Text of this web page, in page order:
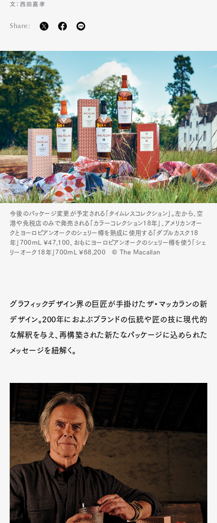
文：西田嘉孝
Share:
今後のパッケージ変更が予定される「タイムレスコレクション」。左から、空
港や免税店のみで発売される「カラーコレクション18年」、アメリカンオー
クとヨーロピアンオークのシェリー樽を熟成に使用する「ダブルカスク18
年」700mL ¥47,100、おもにヨーロピアンオークのシェリー樽を使う「シェ
リーオーク18年」700mL ¥68,200 © The Macallan
グラフィックデザイン界の巨匠が手掛けたザ・マッカランの新
デザイン。200年におよぶブランドの伝統や匠の技に現代的
な解釈を与え、再構築された新たなパッケージに込められた
メッセージを紐解く。